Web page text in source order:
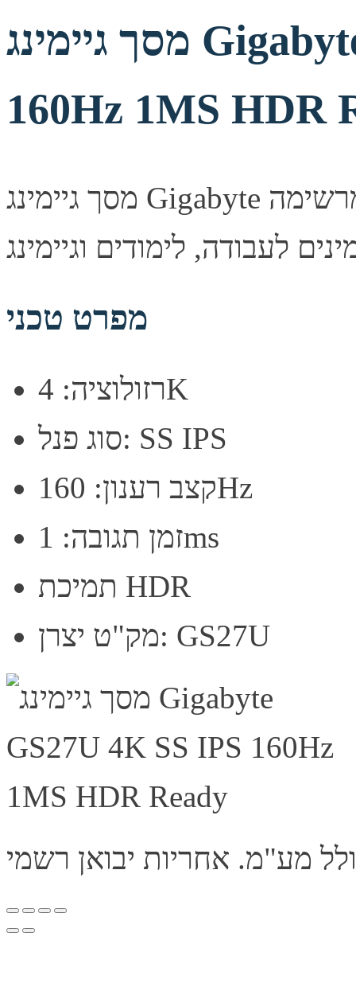
מסך גיימינג Gigabyte GS27U 4K SS IPS
160Hz 1MS HDR
מסך גיימינג Gigabyte איכותי המספק חדות תמונה מרשימה
מפרט טכני
רזולוציה: 4K
סוג פנל: SS IPS
קצב רענון: 160Hz
זמן תגובה: 1ms
תמיכת HDR
מק"ט יצרן: GS27U